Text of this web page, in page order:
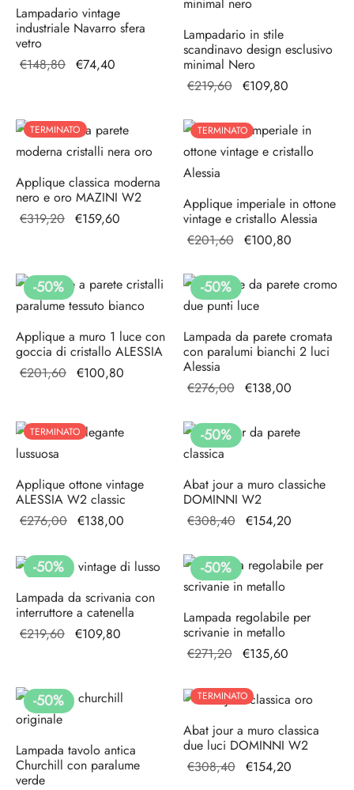
Lampadario vintage
industriale Navarro sfera
vetro
€148,80 Il prezzo
€148,80.
€74,40
è:
Lampadario in stile
scandinavo design esclusivo
minimal Nero
€219,60 Il prezzo
era:
€219,60.
€109,80
€109,80.
TERMINATO
Applique classica moderna
nero e oro MAZINI W2
€319,20 Il prezzo
€319,20.
€159,60
TERMINATO
Applique imperiale in ottone
vintage e cristallo Alessia
€201,60 Il prezzo
era:
€201,60.
€100,80
€100,80.
-50%
Applique a muro 1 luce con
goccia di cristallo ALESSIA
€201,60 Il prezzo
€201,60.
€100,80
-50%
Lampada da parete cromata
con paralumi bianchi 2 luci
Alessia
€276,00 Il prezzo
era:
€138,00
€138,00.
TERMINATO
Applique ottone vintage
ALESSIA W2 classic
€276,00 Il prezzo
era:
€276,00.
€138,00
€138,00.
-50%
Abat jour a muro classiche
DOMINNI W2
€308,40 Il prezzo
era:
€308,40.
€154,20
€154,20.
-50%
Lampada da scrivania con
interruttore a catenella
€219,60 Il prezzo
€219,60.
€109,80
-50%
Lampada regolabile per
scrivanie in metallo
€271,20 Il prezzo
era:
€135,60
-50%
Lampada tavolo antica
Churchill con paralume
verde
TERMINATO
Abat jour a muro classica
due luci DOMINNI W2
€308,40 Il prezzo
€154,20